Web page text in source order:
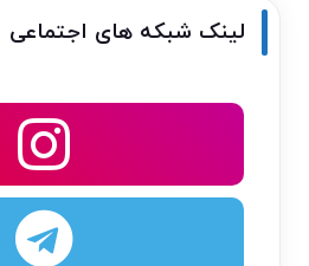
لینک شبکه های اجتماعی